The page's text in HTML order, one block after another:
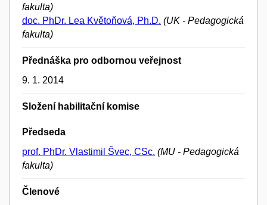
fakulta)
doc. PhDr. Lea Květoňová, Ph.D. (UK - Pedagogická
fakulta)
Přednáška pro odbornou veřejnost
9. 1. 2014
Složení habilitační komise
Předseda
prof. PhDr. Vlastimil Švec, CSc. (MU - Pedagogická
fakulta)
Členové